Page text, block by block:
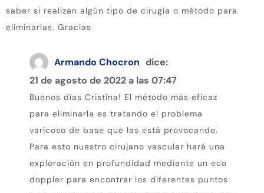
saber si realizan algún tipo de cirugía o método para
eliminarlas. Gracias
Armando Chocron dice:
21 de agosto de 2022 a las 07:47
Buenos días Cristina! El método más eficaz
para eliminarla es tratando el problema
varicoso de base que las está provocando.
Para esto nuestro cirujano vascular hará una
exploración en profundidad mediante un eco
doppler para encontrar los diferentes puntos